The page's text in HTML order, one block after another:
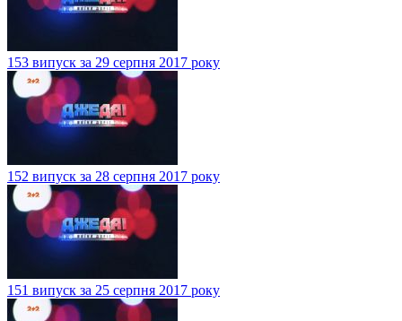
153 випуск за 29 серпня 2017 року
152 випуск за 28 серпня 2017 року
151 випуск за 25 серпня 2017 року